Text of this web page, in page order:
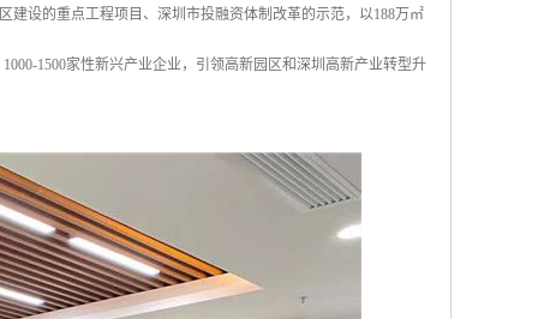
设的重点工程项目、深圳市投融资体制改革的示范，以188万㎡
1500家性新兴产业企业，引领高新园区和深圳高新产业转型升